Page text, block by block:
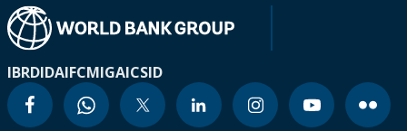
IBRDIDAIFCMIGAICSID